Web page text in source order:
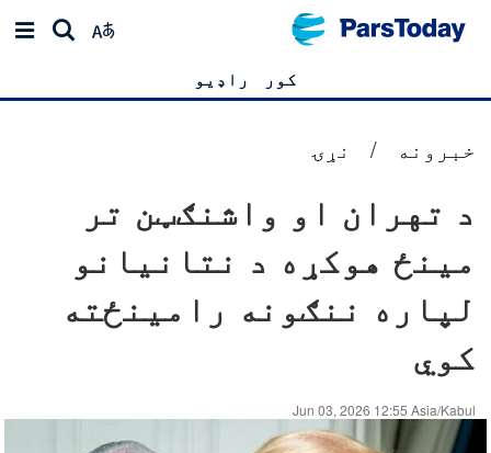
کور راډیو
خبرونه / نړۍ
د تهران او واشنګټن تر
مینځ هوکړه د نتانیانو
لپاره ننګونه رامینځته
کوي
Jun 03, 2026 12:55 Asia/Kabul